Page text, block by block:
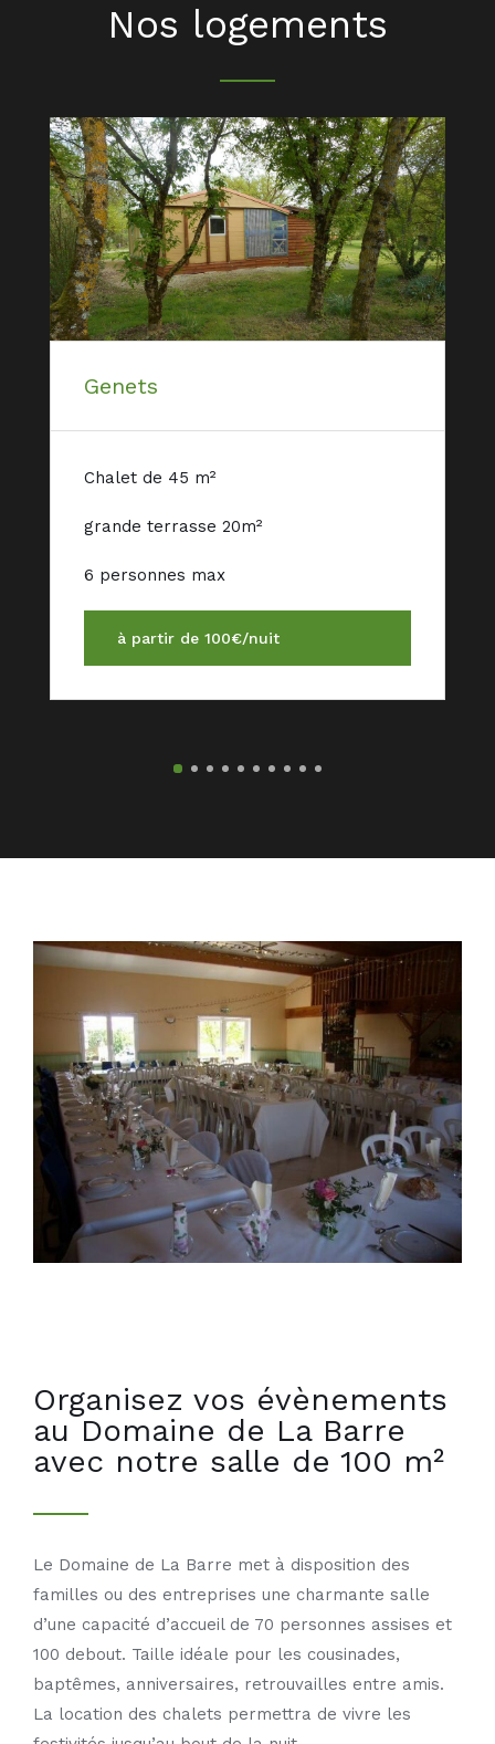
Nos logements
Genets
Chalet de 45 m²
grande terrasse 20m²
6 personnes max
à partir de 100€/nuit
Organisez vos évènements
au Domaine de La Barre
avec notre salle de 100 m²
Le Domaine de La Barre met à disposition des
familles ou des entreprises une charmante salle
d’une capacité d’accueil de 70 personnes assises et
100 debout. Taille idéale pour les cousinades,
baptêmes, anniversaires, retrouvailles entre amis.
La location des chalets permettra de vivre les